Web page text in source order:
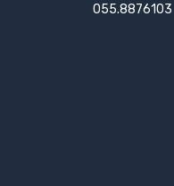
055.8876103